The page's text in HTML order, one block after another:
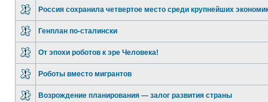
Россия сохранила четвертое место среди крупнейших
Генплан по-сталински
От эпохи роботов к эре Человека!
Роботы вместо мигрантов
Возрождение планирования — залог развития страны